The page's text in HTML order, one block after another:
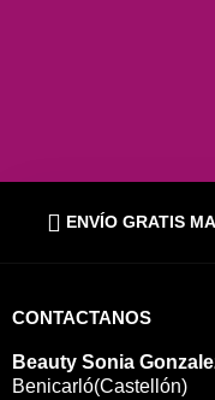
ENVÍO GRATIS
CONTACTANOS
Beauty Sonia
Benicarló(Castellón)